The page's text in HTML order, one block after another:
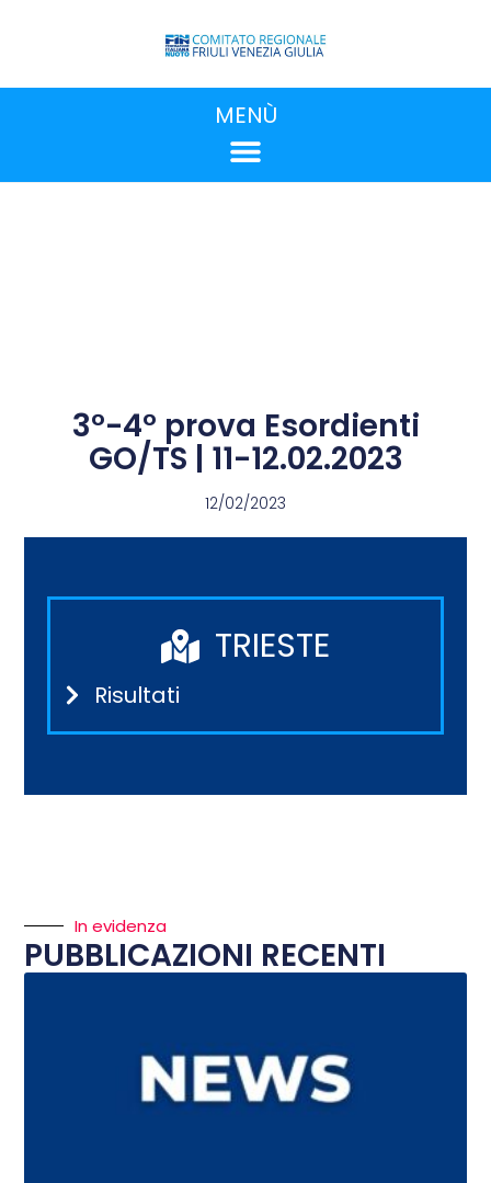
MENÙ
3°-4° prova Esordienti
GO/TS | 11-12.02.2023
12/02/2023
TRIESTE
Risultati
In evidenza
PUBBLICAZIONI RECENTI